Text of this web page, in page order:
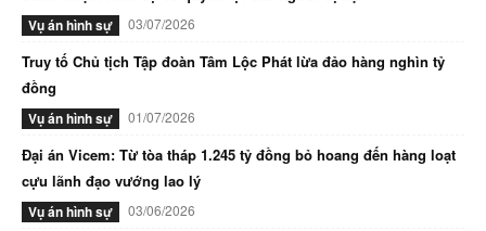
Vụ án hình sự 03/07/2026
Truy tố Chủ tịch Tập đoàn Tâm Lộc Phát lừa đảo hàng nghìn tỷ
đồng
Vụ án hình sự 01/07/2026
Đại án Vicem: Từ tòa tháp 1.245 tỷ đồng bỏ hoang đến hàng loạt
cựu lãnh đạo vướng lao lý
Vụ án hình sự 03/06/2026